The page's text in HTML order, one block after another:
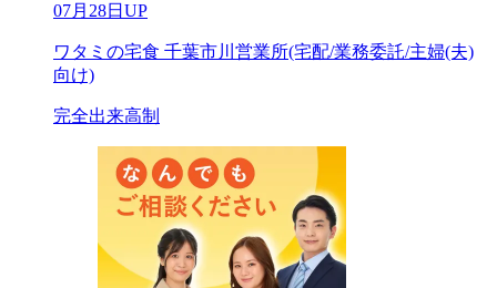
07月28日UP
ワタミの宅食 千葉市川営業所(宅配/業務委託/主婦(夫)
向け)
完全出来高制